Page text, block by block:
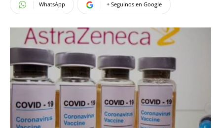
WhatsApp + Seguinos en Google